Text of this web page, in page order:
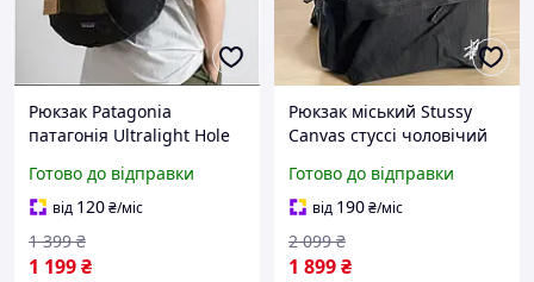
Рюкзак Patagonia
патагонія Ultralight Hole
жіночий молодіжний
повсякденний на 27л
водовідштовхувальний
Готово до відправки
від 120₴/міс
1 199₴
1 399 ₴
Рюкзак міський Stussy
Canvas стуссі чоловічий
спортивний
повсякденний чорний
Готово до відправки
від 190₴/міс
1 899₴
2 099 ₴